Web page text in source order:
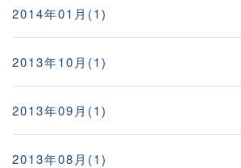
2014年01月(1)
2013年10月(1)
2013年09月(1)
2013年08月(1)